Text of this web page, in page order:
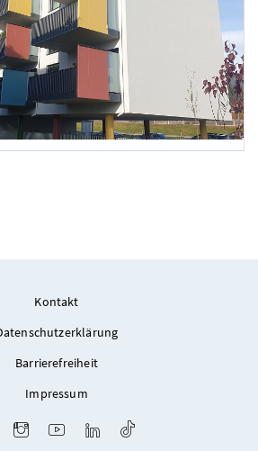
Kontakt
Barrierefreiheit
Impressum
FacebookInstagramYoutube LinkedIn